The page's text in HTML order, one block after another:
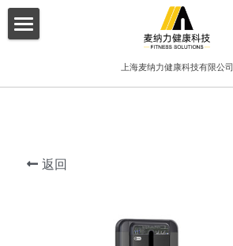
上海麦纳力健康科技有限公司
关于我们
增值服务
返回
博客分类